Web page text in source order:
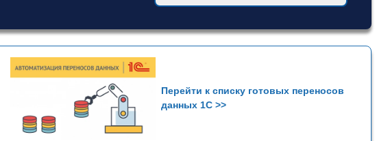
Перейти к списку готовых переносов
данных 1С >>